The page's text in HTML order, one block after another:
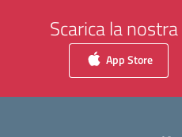
Scarica la
App Store